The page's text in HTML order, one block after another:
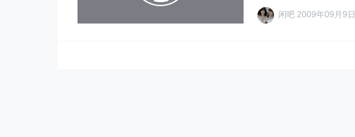
闲吧 2009年09月9日